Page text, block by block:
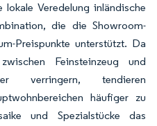
Veredelung inländische
die die Showroom-
Preispunkte unterstützt. Da
Feinsteinzeug und
verringern, tendieren
häufiger zu
und Spezialstücke das